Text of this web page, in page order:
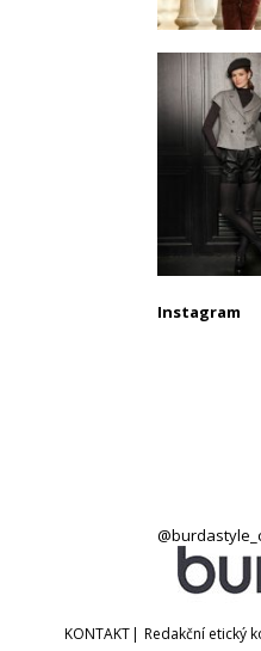
Instagram
KONTAKT| Redakční etický